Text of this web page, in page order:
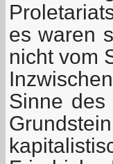
es waren
nicht vom
Sinne